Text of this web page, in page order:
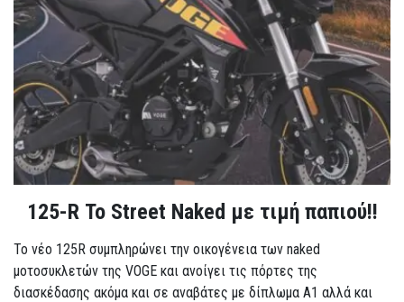
125-R Το Street Naked με τιμή παπιού!!
Το νέο 125R συμπληρώνει την οικογένεια των naked
μοτοσυκλετών της VOGE και ανοίγει τις πόρτες της
διασκέδασης ακόμα και σε αναβάτες με δίπλωμα A1 αλλά και